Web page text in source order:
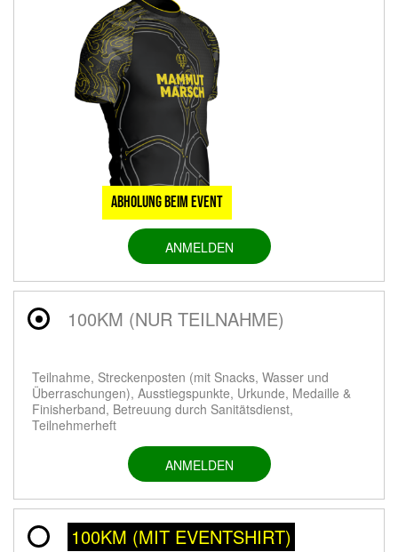
100KM (MIT EVENTSHIRT)
Abholung beim Event
ANMELDEN
100KM (NUR TEILNAHME)
Teilnahme, Streckenposten (mit Snacks, Wasser und
Überraschungen), Ausstiegspunkte, Urkunde, Medaille &
Finisherband, Betreuung durch Sanitätsdienst,
Teilnehmerheft
ANMELDEN